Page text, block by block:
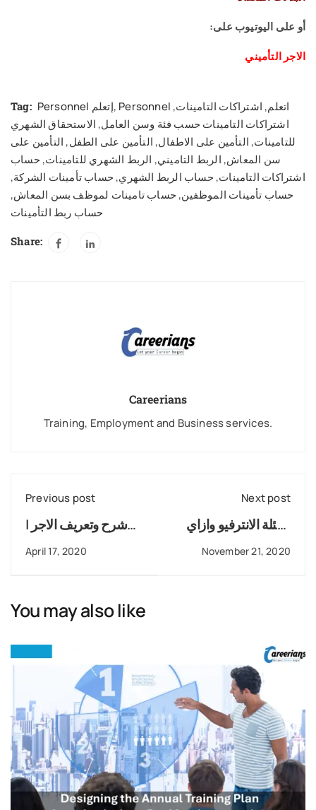
أو على اليوتيوب على:
الاجر التأميني
Tag: Personnel إتعلم, Personnel اتعلم, اشتراكات التامينات,
اشتراكات التامينات حسب فئة وسن العامل, الاستحقاق الشهري
للتامينات, التأمين على الاطفال, التأمين على الطفل, التأمين على
سن المعاش, الربط التاميني, الربط الشهري للتامينات, حساب
اشتراكات التامينات, حساب الربط الشهري, حساب تأمينات الشركة,
حساب تأمينات الموظفين, حساب تامينات لموظف بسن المعاش,
حساب ربط التأمينات
Share:
Careerians
Training, Employment and Business services.
Previous post
شرح وتعريف الاجر |
المرتب | اجر الاشتراك
April 17, 2020
Next post
اسئلة الانترفيو وازاي
تجهز لها
November 21, 2020
You may also like